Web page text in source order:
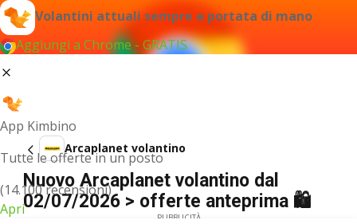
Volantini attuali sempre a portata di mano
Aggiungi a Chrome - GRATIS
App Kimbino
Tutte le offerte in un posto
(14.100 recensioni)
Apri
Arcaplanet volantino
Nuovo Arcaplanet volantino dal
02/07/2026 > offerte anteprima 🛍️
PUBBLICITÀ